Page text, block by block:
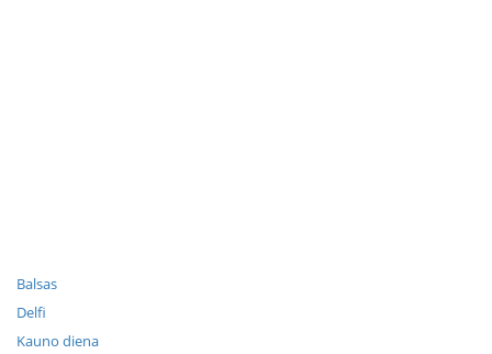
Balsas
Delfi
Kauno diena